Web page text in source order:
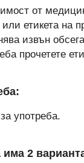
от
или етикета на
извън
прочетете
употреба.
2